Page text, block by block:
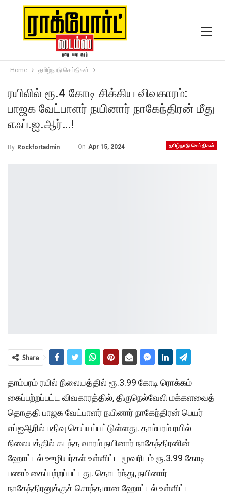
Home தமிழ்நாடு செய்திகள்
ரயிலில் ரூ.4 கோடி சிக்கிய விவகாரம்:
பாஜக வேட்பாளர் நயினார் நாகேந்திரன் மீது
எஃப்.ஐ.ஆர்…!
தமிழ்நாடு செய்திகள்
By Rockfortadmin On Apr 15, 2024
Share
தாம்பரம் ரயில் நிலையத்தில் ரூ.3.99 கோடி ரொக்கம்
கைப்பற்றப்பட்ட விவகாரத்தில், திருநெல்வேலி மக்களவைத்
தொகுதி பாஜக வேட்பாளர் நயினார் நாகேந்திரன் பெயர்
எப்ஐஆரில் பதிவு செய்யப்பட்டுள்ளது. தாம்பரம் ரயில்
நிலையத்தில் கடந்த வாரம் நயினார் நாகேந்திரனின்
ஹோட்டல் ஊழியர்கள் உள்ளிட்ட மூவரிடம் ரூ.3.99 கோடி
பணம் கைப்பற்றப்பட்டது. தொடர்ந்து, நயினார்
நாகேந்திரனுக்குச் சொந்தமான ஹோட்டல் உள்ளிட்ட